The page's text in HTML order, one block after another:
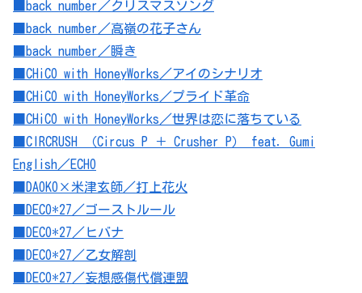
■back number／クリスマスソング
■back number／高嶺の花子さん
■back number／瞬き
■CHiCO with HoneyWorks／アイのシナリオ
■CHiCO with HoneyWorks／プライド革命
■CHiCO with HoneyWorks／世界は恋に落ちている
■CIRCRUSH （Circus P ＋ Crusher P） feat．Gumi
English／ECHO
■DAOKO×米津玄師／打上花火
■DECO*27／ゴーストルール
■DECO*27／ヒバナ
■DECO*27／乙女解剖
■DECO*27／妄想感傷代償連盟